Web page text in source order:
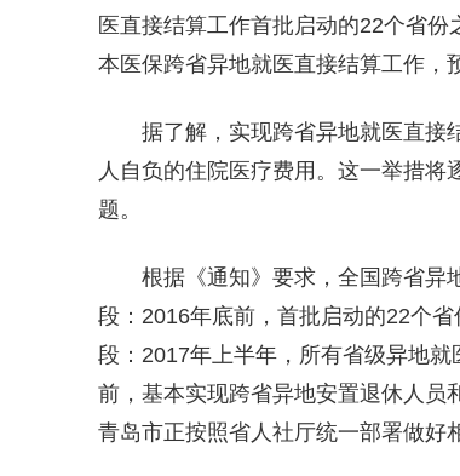
医直接结算工作首批启动的22个省
本医保跨省异地就医直接结算工作，
据了解，实现跨省异地就医直接
人自负的住院医疗费用。这一举措
题。
根据《通知》要求，全国跨省异
段：2016年底前，首批启动的22个
段：2017年上半年，所有省级异地
前，基本实现跨省异地安置退休人员
青岛市正按照省人社厅统一部署做好